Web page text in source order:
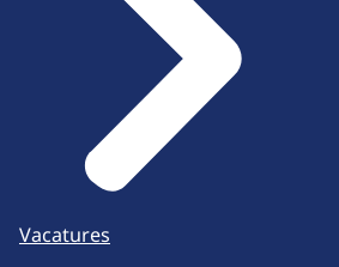
Vacatures